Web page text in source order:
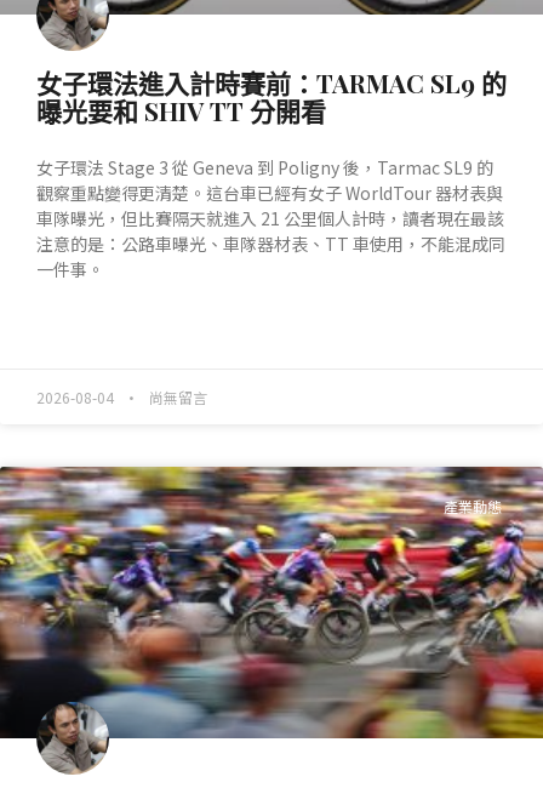
女子環法進入計時賽前：TARMAC SL9 的
曝光要和 SHIV TT 分開看
女子環法 Stage 3 從 Geneva 到 Poligny 後，Tarmac SL9 的
觀察重點變得更清楚。這台車已經有女子 WorldTour 器材表與
車隊曝光，但比賽隔天就進入 21 公里個人計時，讀者現在最該
注意的是：公路車曝光、車隊器材表、TT 車使用，不能混成同
一件事。
2026-08-04 尚無留言
產業動態